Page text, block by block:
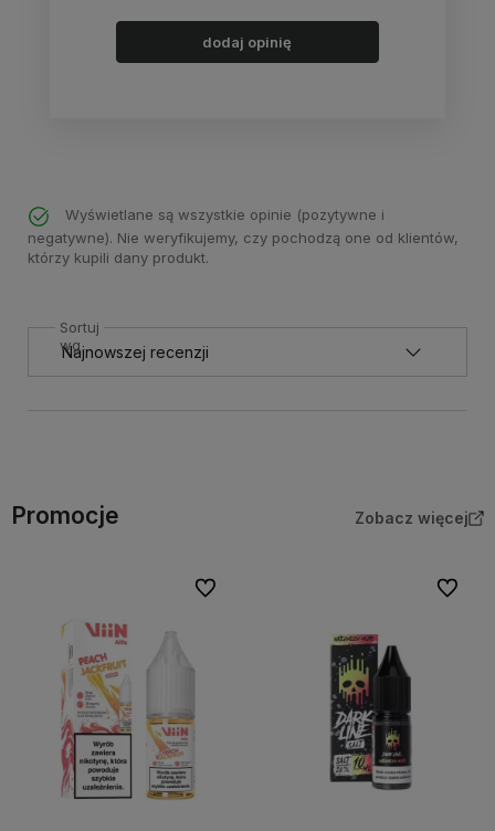
dodaj opinię
Wyświetlane są wszystkie opinie (pozytywne i
negatywne). Nie weryfikujemy, czy pochodzą one od klientów,
którzy kupili dany produkt.
Sortuj
wg
Promocje Zobacz więcej
Do ulubionych Do